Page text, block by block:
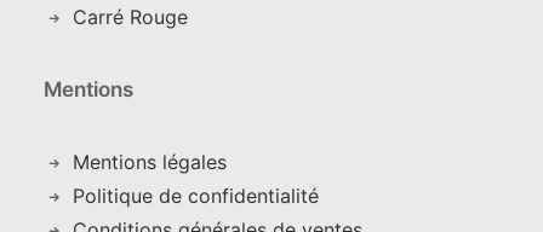
Carré Rouge
Mentions
Mentions légales
Politique de confidentialité